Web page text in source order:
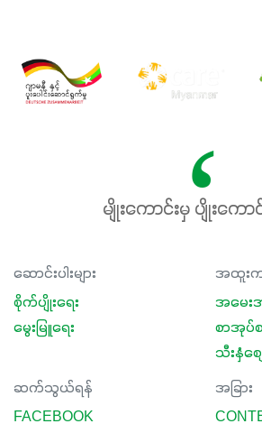
မျိုးကောင်းမှ ပျိုးကေ
ဆောင်းပါးများ
စိုက်ပျိုးရေး
မွေးမြူရေး
အထူးက
အမေး
စာအုပ်
သီးနှံစျေ
ဆက်သွယ်ရန်
FACEBOOK
အခြား